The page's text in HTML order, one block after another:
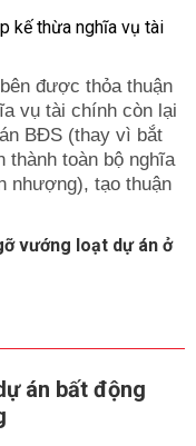
được thỏa thuận
vụ tài chính còn lại
BĐS (thay vì bắt
thành toàn bộ nghĩa
nhượng), tạo thuận
vướng loạt dự án ở
án bất động